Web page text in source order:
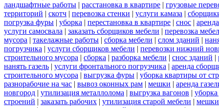
ландшафтные работы | расстановка в квартире | грузовые
территорий | скотч | перевозка стенки | услуги камаза |
погрузка фуры | уборка | перестановка в квартире | снос |
услуги самосвала | заказать сборщиков мебели | перевозка
мусора | такелажные работы | сборка мебели | слом зданий |
погрузчика | услуги сборщиков мебели | перевозки нижний
строительного мусора | сборка | разборка мебели | снос зданий |
нанять газель | услуги фронтального погрузчика | аренда
строительного мусора | выгрузка фуры | уборка квартиры от
разнорабочие на час | вывоз оконных рам | мешки | аренда
новгород | утилизация металлолома | выгрузка вагонов |
строений | заказать рабочих | утилизация старой мебели |